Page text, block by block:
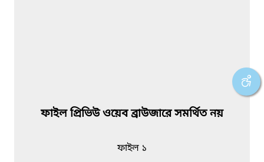
ফাইল প্রিভিউ ওয়েব ব্রাউজারে সমর্থিত নয়
ফাইল ১